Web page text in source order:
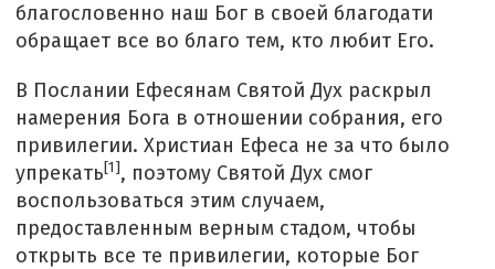
благословенно наш Бог в своей благодати
обращает все во благо тем, кто любит Его.
В Послании Ефесянам Святой Дух раскрыл
намерения Бога в отношении собрания, его
привилегии. Христиан Ефеса не за что было
упрекать[1], поэтому Святой Дух смог
воспользоваться этим случаем,
предоставленным верным стадом, чтобы
открыть все те привилегии, которые Бог